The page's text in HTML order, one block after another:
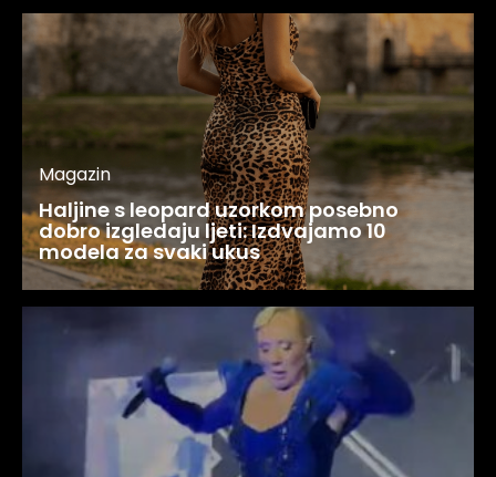
Magazin
Haljine s leopard uzorkom posebno
dobro izgledaju ljeti: Izdvajamo 10
modela za svaki ukus